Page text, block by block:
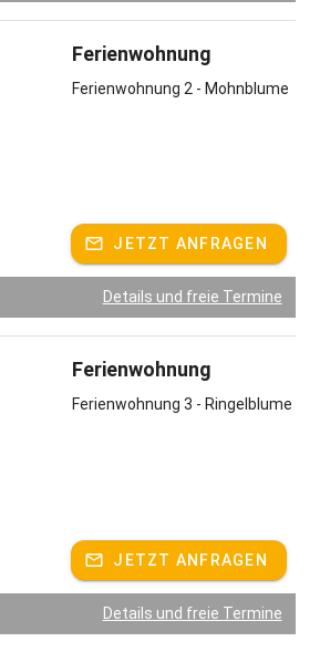
Ferienwohnung
Ferienwohnung 2 - Mohnblume
JETZT ANFRAGEN
Details und freie Termine
Ferienwohnung
Ferienwohnung 3 - Ringelblume
JETZT ANFRAGEN
Details und freie Termine